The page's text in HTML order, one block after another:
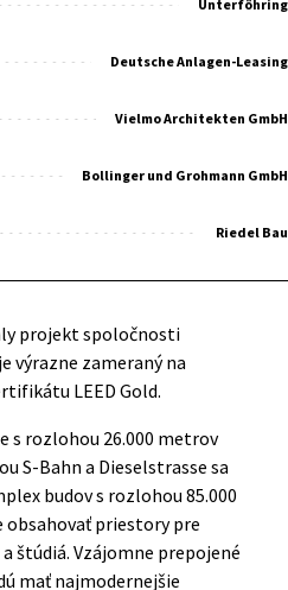
Unterföhring
Deutsche Anlagen-Leasing
Vielmo Architekten GmbH
Bollinger und Grohmann GmbH
Riedel Bau
projekt spoločnosti
výrazne zameraný na
LEED Gold.
s rozlohou 26.000 metrov
S-Bahn a Dieselstrasse sa
budov s rozlohou 85.000
obsahovať priestory pre
štúdiá. Vzájomne prepojené
mať najmodernejšie